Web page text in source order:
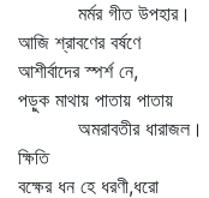
মর্মর গীত উপহার।
আজি শ্রাবণের বর্ষণে
আশীর্বাদের স্পর্শ নে,
পড়ুক মাথায় পাতায় পাতায়
অমরাবতীর ধারাজল।
ক্ষিতি
বক্ষের ধন হে ধরণী,ধরো